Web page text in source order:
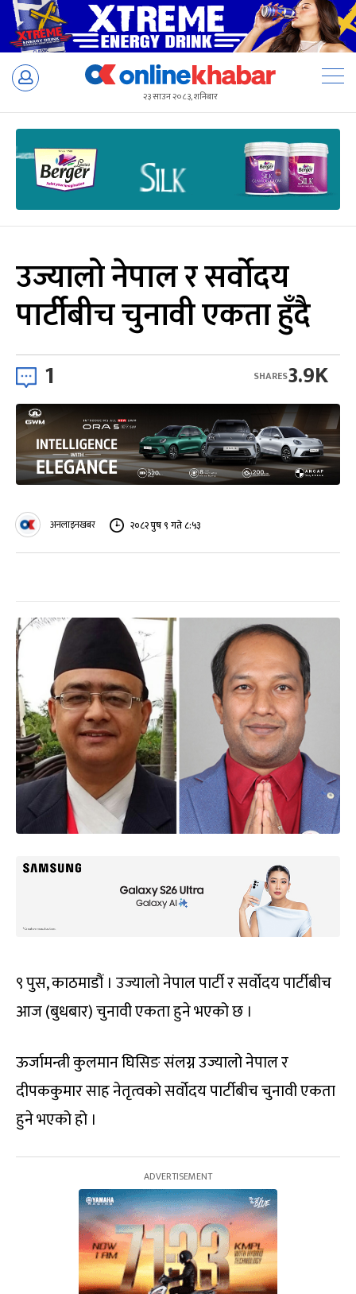
Skip
२३ साउन २०८३, शनिबार
उज्यालो नेपाल र सर्वोदय
पार्टीबीच चुनावी एकता हुँदै
1 3.9K
SHARES
अनलाइनखबर २०८२ पुष ९ गते ८:५३
९ पुस, काठमाडौं । उज्यालो नेपाल पार्टी र सर्वोदय पार्टीबीच
आज (बुधबार) चुनावी एकता हुने भएको छ ।
ऊर्जामन्त्री कुलमान घिसिङ संलग्न उज्यालो नेपाल र
दीपककुमार साह नेतृत्वको सर्वोदय पार्टीबीच चुनावी एकता
हुने भएको हो ।